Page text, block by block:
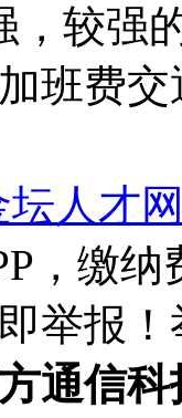
，较强
加班费交
坛人才
，缴
举报
通信